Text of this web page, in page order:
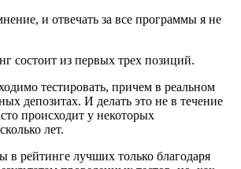
и отвечать за все программы я не
состоит из первых трех позиций.
тестировать, причем в реальном
депозитах. И делать это не в течение
происходит у некоторых
лет.
в рейтинге лучших только благодаря